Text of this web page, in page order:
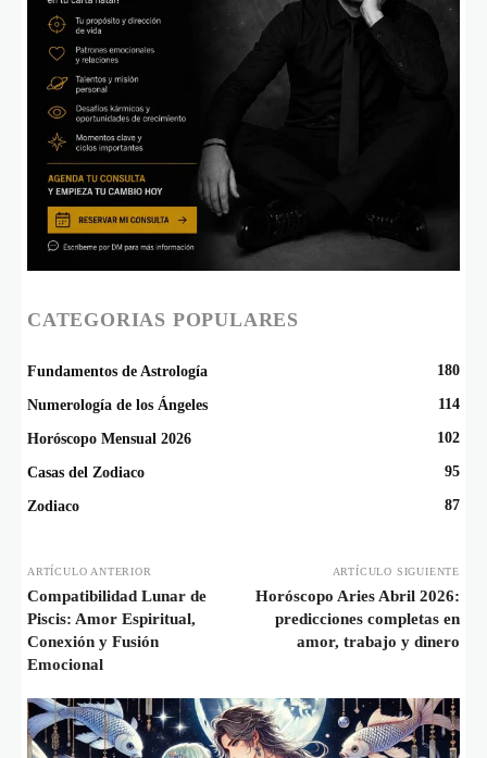
CATEGORIAS POPULARES
Fundamentos de Astrología 180
Numerología de los Ángeles 114
Horóscopo Mensual 2026 102
Casas del Zodiaco 95
Zodiaco 87
ARTÍCULO ANTERIOR
Compatibilidad Lunar de
Piscis: Amor Espiritual,
Conexión y Fusión
Emocional
ARTÍCULO SIGUIENTE
Horóscopo Aries Abril 2026:
predicciones completas en
amor, trabajo y dinero